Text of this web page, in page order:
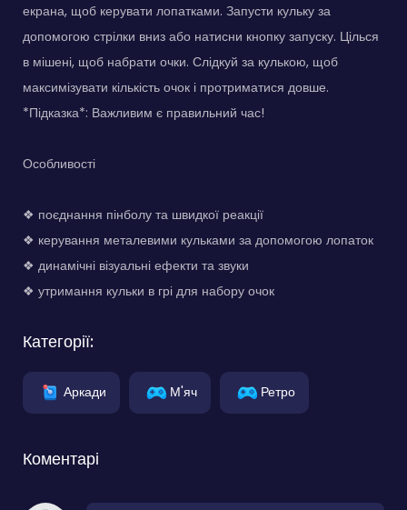
екрана, щоб керувати лопатками. Запусти кульку за
допомогою стрілки вниз або натисни кнопку запуску. Цілься
в мішені, щоб набрати очки. Слідкуй за кулькою, щоб
максимізувати кількість очок і протриматися довше.
*Підказка*: Важливим є правильний час!
Особливості
❖ поєднання пінболу та швидкої реакції
❖ керування металевими кульками за допомогою лопаток
❖ динамічні візуальні ефекти та звуки
❖ утримання кульки в грі для набору очок
Категорії:
Аркади М'яч Ретро
Коментарі